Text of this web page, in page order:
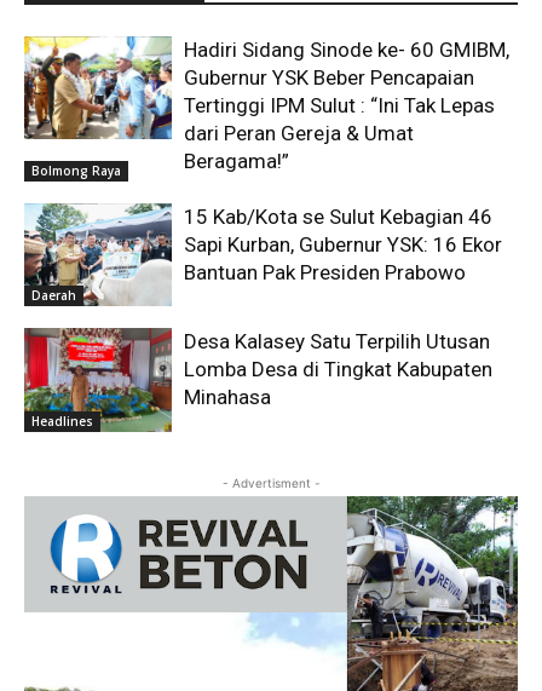
Bolmong Raya
Hadiri Sidang Sinode ke- 60 GMIBM,
Gubernur YSK Beber Pencapaian
Tertinggi IPM Sulut : “Ini Tak Lepas
dari Peran Gereja & Umat
Beragama!”
Daerah
15 Kab/Kota se Sulut Kebagian 46
Sapi Kurban, Gubernur YSK: 16 Ekor
Bantuan Pak Presiden Prabowo
Headlines
Desa Kalasey Satu Terpilih Utusan
Lomba Desa di Tingkat Kabupaten
Minahasa
- Advertisment -